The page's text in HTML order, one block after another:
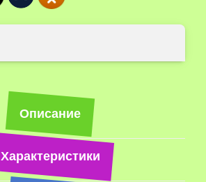
Описание
Характеристики